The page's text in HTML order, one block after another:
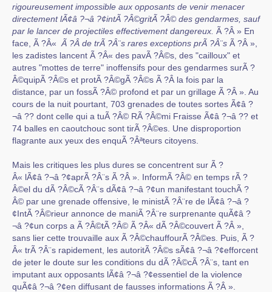
rigoureusement impossible aux opposants de venir menacer
directement lÃ¢â ?¬â ?¢intÃ ?Â©gritÃ ?Â© des gendarmes, sauf
par le lancer de projectiles effectivement dangereux. Ã ?Â » En
face, Ã ?Â« Ã ?Â de trÃ ?Â¨s rares exceptions prÃ ?Â¨s Ã ?Â »,
les zadistes lancent Ã ?Â« des pavÃ ?Â©s, des "cailloux" et
autres "mottes de terre" inoffensifs pour des gendarmes surÃ ?
Â©quipÃ ?Â©s et protÃ ?Â©gÃ ?Â©s Ã ?Â la fois par la
distance, par un fossÃ ?Â© profond et par un grillage Ã ?Â ». Au
cours de la nuit pourtant, 703 grenades de toutes sortes Ã¢â ?
¬â ?? dont celle qui a tuÃ ?Â© RÃ ?Â©mi Fraisse Ã¢â ?¬â ?? et
74 balles en caoutchouc sont tirÃ ?Â©es. Une disproportion
flagrante aux yeux des enquÃ ?Âªteurs citoyens.
Mais les critiques les plus dures se concentrent sur Ã ?
Â« lÃ¢â ?¬â ?¢aprÃ ?Â¨s Ã ?Â ». InformÃ ?Â© en temps rÃ ?
Â©el du dÃ ?Â©cÃ ?Â¨s dÃ¢â ?¬â ?¢un manifestant touchÃ ?
Â© par une grenade offensive, le ministÃ ?Â¨re de lÃ¢â ?¬â ?
¢IntÃ ?Â©rieur annonce de maniÃ ?Â¨re surprenante quÃ¢â ?
¬â ?¢un corps a Ã ?Â©tÃ ?Â© Ã ?Â« dÃ ?Â©couvert Ã ?Â »,
sans lier cette trouvaille aux Ã ?Â©chauffourÃ ?Â©es. Puis, Ã ?
Â« trÃ ?Â¨s rapidement, les autoritÃ ?Â©s sÃ¢â ?¬â ?¢efforcent
de jeter le doute sur les conditions du dÃ ?Â©cÃ ?Â¨s, tant en
imputant aux opposants lÃ¢â ?¬â ?¢essentiel de la violence
quÃ¢â ?¬â ?¢en diffusant de fausses informations Ã ?Â ».